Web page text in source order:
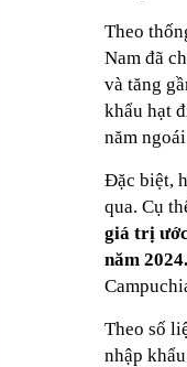
Theo
Nam đã
và tăng
khẩu hạt
năm
Đặc biệt,
qua. Cụ
giá trị
năm 2024.
Theo số
nhập